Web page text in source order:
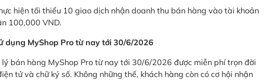
hiện tối thiểu 10 giao dịch nhận doanh thu bán hàng vào tài khoản
100,000 VND.
dụng MyShop Pro từ nay tới 30/6/2026
bán hàng MyShop Pro từ nay tới 30/6/2026 được miễn phí trọn đời
tử và chữ ký số. Không những thế, khách hàng còn có cơ hội nhận